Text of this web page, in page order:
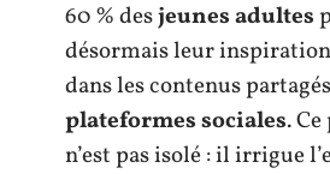
60 % desjeunes adultes
désormais leur
dans les contenus
plateformes sociales.
n’est pas isolé : il irrigue